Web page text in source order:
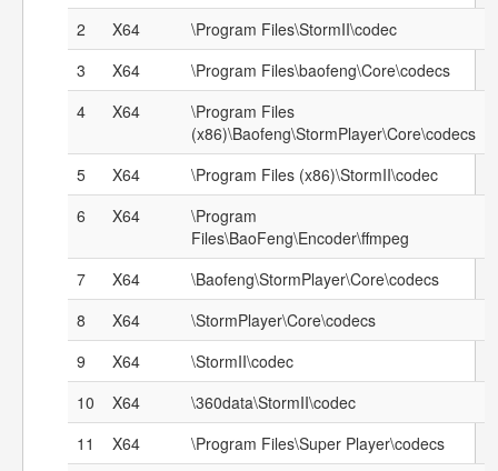
2
X64
\Program Files\StormII\codec
3
X64
\Program Files\baofeng\Core\codecs
4
X64
\Program Files
(x86)\Baofeng\StormPlayer\Core\codecs
5
X64
\Program Files (x86)\StormII\codec
6
X64
\Program
Files\BaoFeng\Encoder\ffmpeg
7
X64
\Baofeng\StormPlayer\Core\codecs
8
X64
\StormPlayer\Core\codecs
9
X64
\StormII\codec
10
X64
\360data\StormII\codec
11
X64
\Program Files\Super Player\codecs